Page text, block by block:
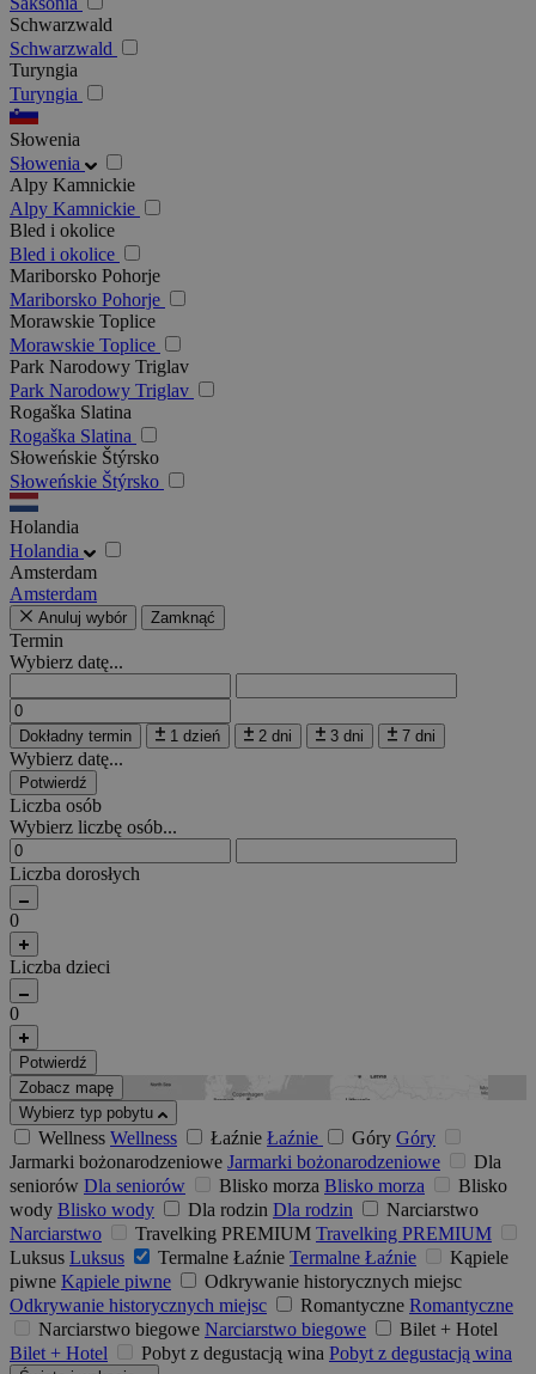
Schwarzwald
Schwarzwald
Turyngia
Turyngia
Słowenia
Słowenia
Alpy Kamnickie
Alpy Kamnickie
Bled i okolice
Bled i okolice
Mariborsko Pohorje
Mariborsko Pohorje
Morawskie Toplice
Morawskie Toplice
Park Narodowy Triglav
Park Narodowy Triglav
Rogaška Slatina
Rogaška Slatina
Słoweńskie Štýrsko
Słoweńskie Štýrsko
Holandia
Holandia
Amsterdam
Amsterdam
Anuluj wybór Zamknąć
Termin
Wybierz datę...
Dokładny termin 1 dzień 2 dni 3 dni 7 dni
Wybierz datę...
Potwierdź
Liczba osób
Wybierz liczbę osób...
Liczba dorosłych
0
Liczba dzieci
0
Potwierdź
Zobacz mapę
Wybierz typ pobytu
Wellness Wellness Łaźnie Łaźnie Góry Góry
Jarmarki bożonarodzeniowe Jarmarki bożonarodzeniowe
Dla
seniorów Dla seniorów Blisko morza Blisko morza
Blisko
wody Blisko wody Dla rodzin Dla rodzin
Narciarstwo
Narciarstwo
Travelking PREMIUM Travelking PREMIUM
Luksus Luksus Termalne Łaźnie Termalne Łaźnie
Kąpiele
piwne Kąpiele piwne
Odkrywanie historycznych miejsc
Odkrywanie historycznych miejsc
Romantyczne Romantyczne
Narciarstwo biegowe Narciarstwo biegowe
Bilet + Hotel
Bilet + Hotel
Pobyt z degustacją wina Pobyt z degustacją wina